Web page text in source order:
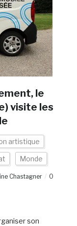
le
visite les
artistique
Monde
Chastagner
0
son